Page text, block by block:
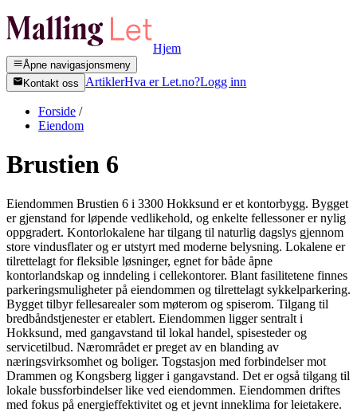
Hjem
Åpne navigasjonsmeny
Kontakt oss
ArtiklerHva er Let.no?Logg inn
Forside /
Eiendom
Brustien 6
Eiendommen Brustien 6 i 3300 Hokksund er et kontorbygg. Bygget
er gjenstand for løpende vedlikehold, og enkelte fellessoner er nylig
oppgradert. Kontorlokalene har tilgang til naturlig dagslys gjennom
store vindusflater og er utstyrt med moderne belysning. Lokalene er
tilrettelagt for fleksible løsninger, egnet for både åpne
kontorlandskap og inndeling i cellekontorer. Blant fasilitetene finnes
parkeringsmuligheter på eiendommen og tilrettelagt sykkelparkering.
Bygget tilbyr fellesarealer som møterom og spiserom. Tilgang til
bredbåndstjenester er etablert. Eiendommen ligger sentralt i
Hokksund, med gangavstand til lokal handel, spisesteder og
servicetilbud. Nærområdet er preget av en blanding av
næringsvirksomhet og boliger. Togstasjon med forbindelser mot
Drammen og Kongsberg ligger i gangavstand. Det er også tilgang til
lokale bussforbindelser like ved eiendommen. Eiendommen driftes
med fokus på energieffektivitet og et jevnt inneklima for leietakere.